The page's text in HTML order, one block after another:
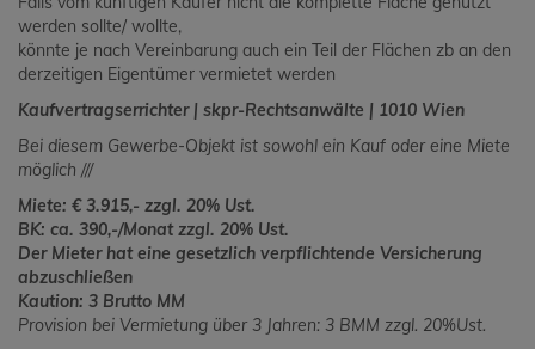
werden sollte/ wollte,
könnte je nach Vereinbarung auch ein Teil der Flächen zb an den
derzeitigen Eigentümer vermietet werden
Kaufvertragserrichter | skpr-Rechtsanwälte | 1010 Wien
Bei diesem Gewerbe-Objekt ist sowohl ein Kauf oder eine Miete
möglich ///
Miete: € 3.915,- zzgl. 20% Ust.
BK: ca. 390,-/Monat zzgl. 20% Ust.
Der Mieter hat eine gesetzlich verpflichtende Versicherung
abzuschließen
Kaution: 3 Brutto MM
Provision bei Vermietung über 3 Jahren: 3 BMM zzgl. 20%Ust.